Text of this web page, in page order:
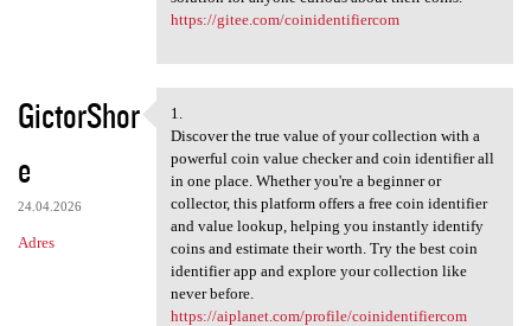
https://gitee.com/coinidentifiercom
GictorShor
e
24.04.2026
Adres
1.
1.
Discover the true value of your collection with a
powerful coin value checker and coin identifier all
in one place. Whether you're a beginner or
collector, this platform offers a free coin identifier
and value lookup, helping you instantly identify
coins and estimate their worth. Try the best coin
identifier app and explore your collection like
never before.
https://aiplanet.com/profile/coinidentifiercom